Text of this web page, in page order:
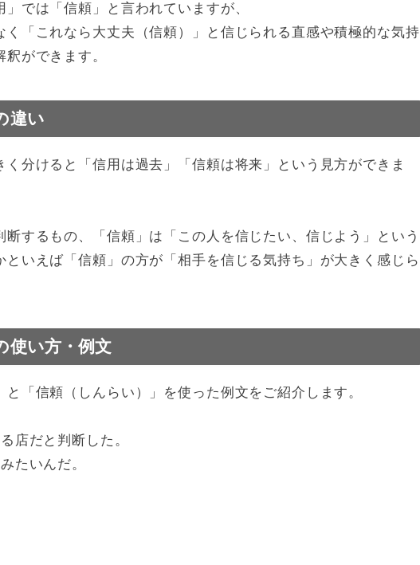
では「信頼」と言われていますが、
く「これなら大丈夫（信頼）」と信じられる直感や積極的な気持
ができます。
違い
分けると「信用は過去」「信頼は将来」という見方ができま
断するもの、「信頼」は「この人を信じたい、信じよう」という
といえば「信頼」の方が「相手を信じる気持ち」が大きく感じら
使い方・例文
「信頼（しんらい）」を使った例文をご紹介します。
店だと判断した。
たいんだ。